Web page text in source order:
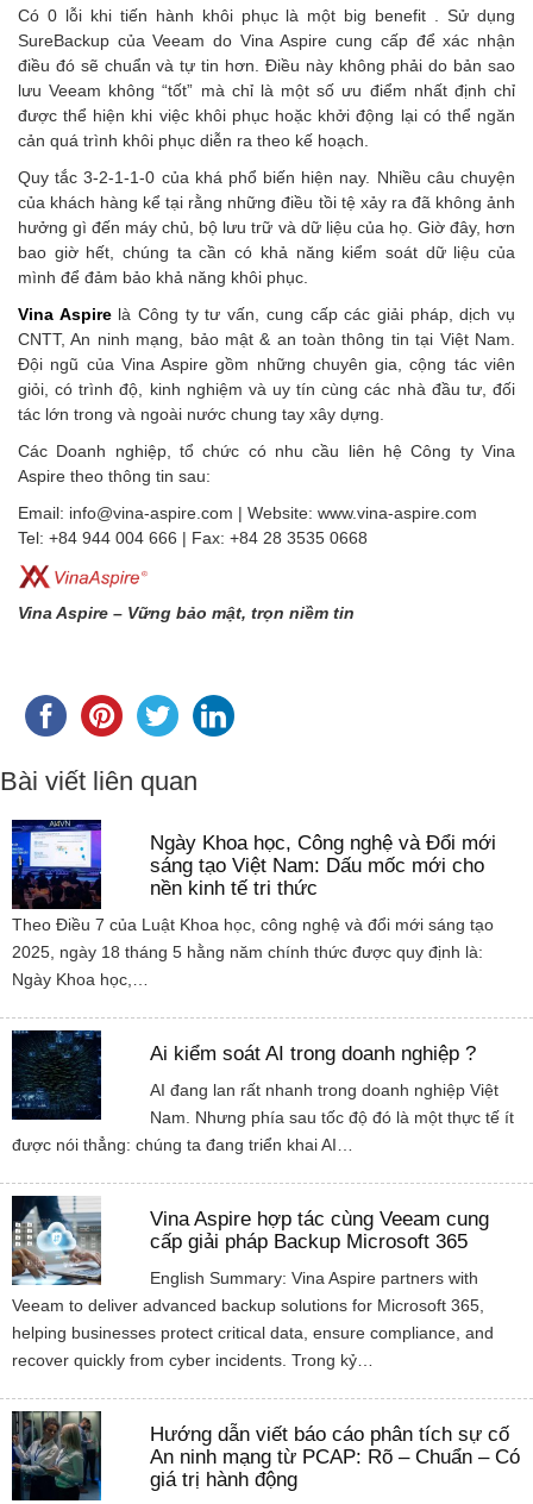
Có 0 lỗi khi tiến hành khôi phục là một big benefit . Sử dụng
SureBackup của Veeam do Vina Aspire cung cấp để xác nhận
điều đó sẽ chuẩn và tự tin hơn. Điều này không phải do bản sao
lưu Veeam không “tốt” mà chỉ là một số ưu điểm nhất định chỉ
được thể hiện khi việc khôi phục hoặc khởi động lại có thể ngăn
cản quá trình khôi phục diễn ra theo kế hoạch.
Quy tắc 3-2-1-1-0 của khá phổ biến hiện nay. Nhiều câu chuyện
của khách hàng kể tại rằng những điều tồi tệ xảy ra đã không ảnh
hưởng gì đến máy chủ, bộ lưu trữ và dữ liệu của họ. Giờ đây, hơn
bao giờ hết, chúng ta cần có khả năng kiểm soát dữ liệu của
mình để đảm bảo khả năng khôi phục.
Vina Aspirelà Công ty tư vấn, cung cấp các giải pháp, dịch vụ
CNTT, An ninh mạng, bảo mật & an toàn thông tin tại Việt Nam.
Đội ngũ của Vina Aspire gồm những chuyên gia, cộng tác viên
giỏi, có trình độ, kinh nghiệm và uy tín cùng các nhà đầu tư, đối
tác lớn trong và ngoài nước chung tay xây dựng.
Các Doanh nghiệp, tổ chức có nhu cầu liên hệ Công ty Vina
Aspire theo thông tin sau:
Email: info@vina-aspire.com | Website: www.vina-aspire.com
Tel: +84 944 004 666 | Fax: +84 28 3535 0668
Vina Aspire – Vững bảo mật, trọn niềm tin
Bài viết liên quan
Ngày Khoa học, Công nghệ và Đổi mới
sáng tạo Việt Nam: Dấu mốc mới cho
nền kinh tế tri thức
Theo Điều 7 của Luật Khoa học, công nghệ và đổi mới sáng tạo
2025, ngày 18 tháng 5 hằng năm chính thức được quy định là:
Ngày Khoa học,…
Ai kiểm soát AI trong doanh nghiệp ?
AI đang lan rất nhanh trong doanh nghiệp Việt
Nam. Nhưng phía sau tốc độ đó là một thực tế ít
được nói thẳng: chúng ta đang triển khai AI…
Vina Aspire hợp tác cùng Veeam cung
cấp giải pháp Backup Microsoft 365
English Summary: Vina Aspire partners with
Veeam to deliver advanced backup solutions for Microsoft 365,
helping businesses protect critical data, ensure compliance, and
recover quickly from cyber incidents. Trong kỷ…
Hướng dẫn viết báo cáo phân tích sự cố
An ninh mạng từ PCAP: Rõ – Chuẩn – Có
giá trị hành động